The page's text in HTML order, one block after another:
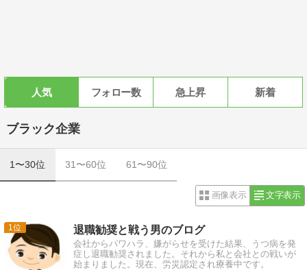
人気 フォロー数 急上昇 新着
ブラック企業
1〜30位 31〜60位 61〜90位
画像表示 文字表示
1 退職勧奨と戦う男のブログ
会社からパワハラ、嫌がらせを受けた結果、うつ病を発
症し退職勧奨されました。それから私と会社との戦いが
始まりました。現在、労災認定され療養中です。